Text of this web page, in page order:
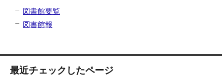
図書館要覧
図書館報
最近チェックしたページ